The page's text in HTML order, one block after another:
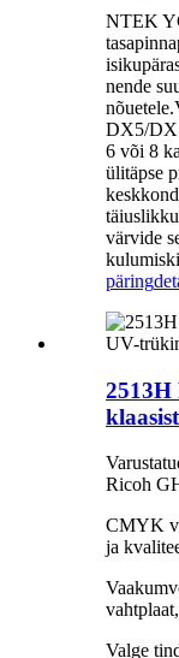
NTEK
nende
DX5/
6 või 8
ülitäpse
värvide
päring
2513H
Ricoh
CMYK
ja
Valge